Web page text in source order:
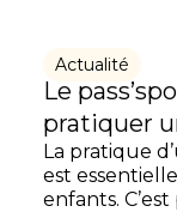
Actualité
Le
pratiquer
La pratique
est
enfants.